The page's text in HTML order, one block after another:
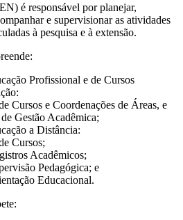
é responsável por planejar,
e supervisionar as atividades
à pesquisa e à extensão.
Profissional e de Cursos
Cursos e Coordenações de Áreas, e
Gestão Acadêmica;
a Distância:
Cursos;
Acadêmicos;
Pedagógica; e
Educacional.